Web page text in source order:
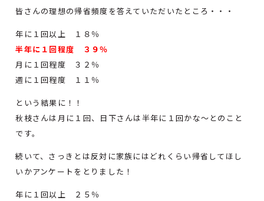
皆さんの理想の帰省頻度を答えていただいたところ・・・
年に１回以上 １８％
半年に１回程度 ３９％
月に１回程度 ３２％
週に１回程度 １１％
という結果に！！
秋枝さんは月に１回、日下さんは半年に１回かな～とのこと
です。
続いて、さっきとは反対に家族にはどれくらい帰省してほし
いかアンケートをとりました！
年に１回以上 ２５％